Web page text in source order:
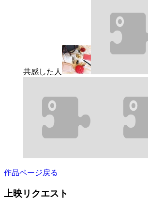
共感した人
作品ページ戻る
上映リクエスト